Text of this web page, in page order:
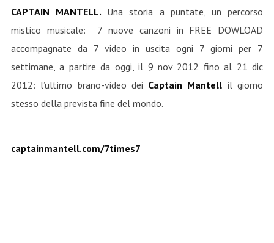
CAPTAIN MANTELL. Una storia a puntate, un percorso
mistico musicale: 7 nuove canzoni in FREE DOWLOAD
accompagnate da 7 video in uscita ogni 7 giorni per 7
settimane, a partire da oggi, il 9 nov 2012 fino al 21 dic
2012: l’ultimo brano-video dei Captain Mantell il giorno
stesso della prevista fine del mondo.
captainmantell.com/7times7